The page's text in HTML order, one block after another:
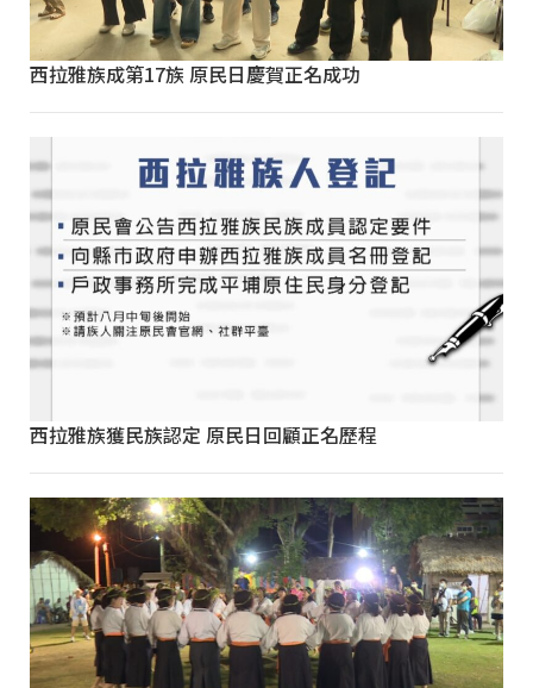
西拉雅族成第17族 原民日慶賀正名成功
西拉雅族獲民族認定 原民日回顧正名歷程